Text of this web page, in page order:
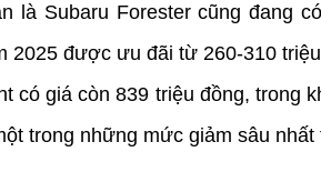
là Subaru Forester cũng đang
2025 được ưu đãi từ 260-310
có giá còn 839 triệu đồng, trong
trong những mức giảm sâu